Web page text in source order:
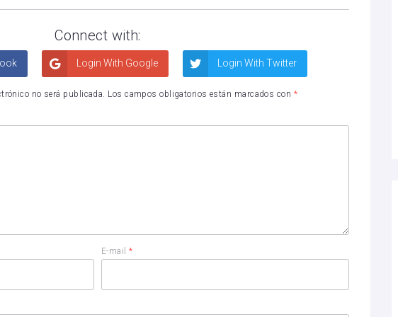
Connect with:
Login With Google Login With Twitter
no será publicada. Los campos obligatorios están marcados con *
E-mail*